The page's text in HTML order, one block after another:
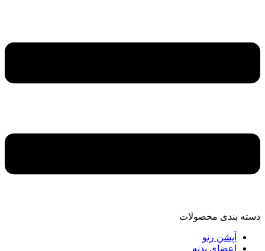
دسته‌ بندی محصولات
آپشن رنو
اعضای بدنه